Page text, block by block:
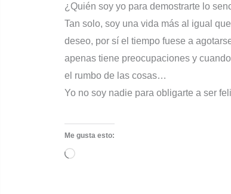
¿Quién soy yo para demostrarte lo
Tan solo, soy una vida más al igual
deseo, por sí el tiempo fuese a
apenas tiene preocupaciones y
el rumbo de las cosas…
Yo no soy nadie para obligarte a ser
Me gusta esto:
Cargando...